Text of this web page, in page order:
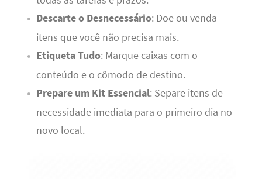
Descarte o Desnecessário: Doe ou venda
itens que você não precisa mais.
Etiqueta Tudo: Marque caixas com o
conteúdo e o cômodo de destino.
Prepare um Kit Essencial: Separe itens de
necessidade imediata para o primeiro dia no
novo local.